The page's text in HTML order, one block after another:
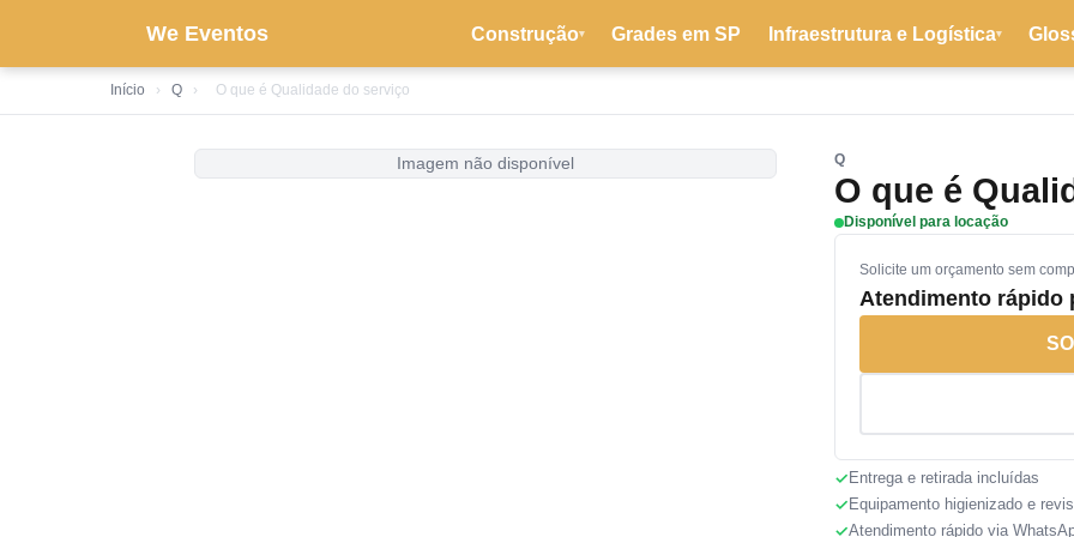
We Eventos Construção▾ Grades em SP Infraestrutura e Logística▾
Início › Q › O que é Qualidade do serviço
Imagem não disponível Q
O que é
Disponível para locação
Solicite um orçamento sem
Atendimento rápido
Entrega e retirada incluídas
Equipamento higienizado e
Atendimento rápido via